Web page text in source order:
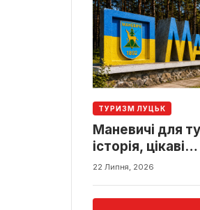
ТУРИЗМ ЛУЦЬК
Маневичі для
історія, цікаві
туристичні
22 Липня, 2026